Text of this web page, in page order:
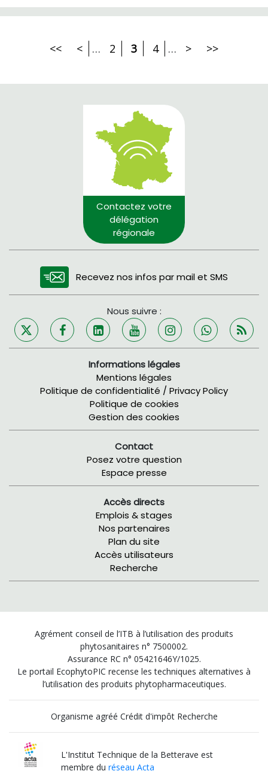
<< < … 2 3 4 … > >>
Contactez votre
délégation
régionale
Recevez nos infos par mail et SMS
Nous suivre :
Informations légales
Mentions légales
Politique de confidentialité / Privacy Policy
Politique de cookies
Gestion des cookies
Contact
Posez votre question
Espace presse
Accès directs
Emplois & stages
Nos partenaires
Plan du site
Accès utilisateurs
Recherche
Agrément conseil de l’ITB à l’utilisation des produits
phytosanitaires n° 7500002.
Assurance RC n° 05421646Y/1025.
Le portail EcophytoPIC recense les techniques alternatives à
l’utilisation des produits phytopharmaceutiques.
Organisme agréé Crédit d'impôt Recherche
L'Institut Technique de la Betterave est
membre duréseau Acta